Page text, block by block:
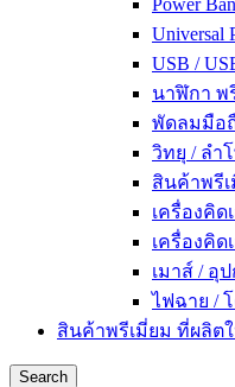
Power
Universal
USB /
นาฬิกา พ
พัดลมมือ
วิทยุ / ลำ
สินค้าพรี
เครื่องคิด
เครื่องคิด
เมาส์ / อุ
ไฟฉาย /
สินค้าพรีเมี่ยม ที่ผลิต
Search